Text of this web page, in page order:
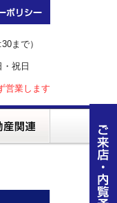
まで）
祝日
営業します